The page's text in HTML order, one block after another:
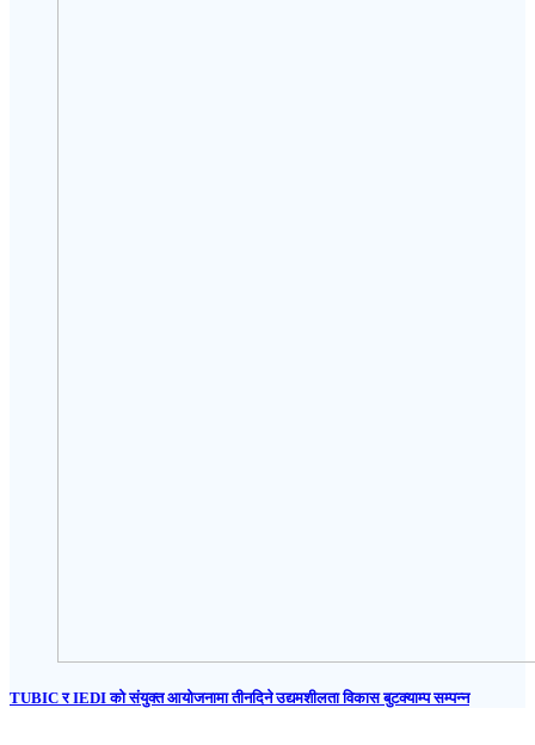
TUBIC र IEDI को संयुक्त आयोजनामा तीनदिने उद्यमशीलता विकास बुटक्याम्प सम्पन्न